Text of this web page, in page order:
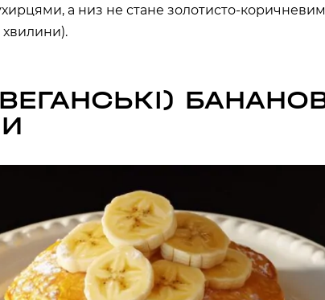
Україна
а низ не стане золотисто-коричневим